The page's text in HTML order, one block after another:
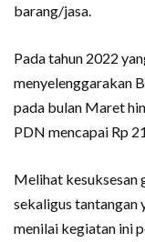
barang/jasa.
Pada tahun 2022
menyelenggarakan
pada bulan Maret
PDN mencapai Rp
Melihat kesuksesan
sekaligus tantangan
menilai kegiatan ini